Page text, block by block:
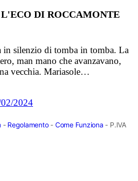
L'ECO DI ROCCAMONTE
in silenzio di tomba in tomba. La
man mano che avanzavano,
vecchia. Mariasole…
2024
- Regolamento- Come Funziona - P.IVA